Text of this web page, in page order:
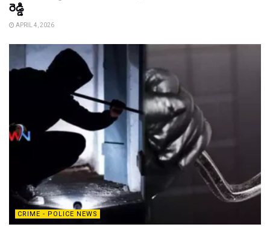
రెడ్డి
APRIL 4, 2026
CRIME - POLICE NEWS